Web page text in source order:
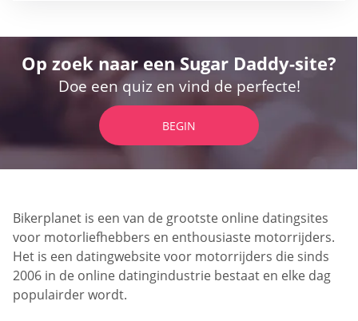
Op zoek naar een Sugar Daddy-site?
Doe een quiz en vind de perfecte!
BEGIN
Bikerplanet is een van de grootste online datingsites
voor motorliefhebbers en enthousiaste motorrijders.
Het is een datingwebsite voor motorrijders die sinds
2006 in de online datingindustrie bestaat en elke dag
populairder wordt.